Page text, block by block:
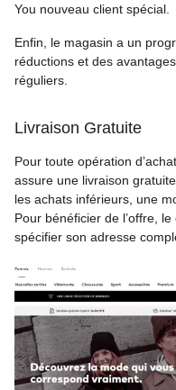
You nouveau client spécial.
Enfin, le magasin a un
réductions et des
réguliers.
Livraison Gratuite
Pour toute opération
assure une livraison
les achats inférieurs, une
Pour bénéficier de l’offre,
spécifier son adresse